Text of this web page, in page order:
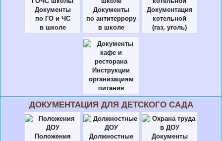
Документы
по ГО и ЧС
в школе
Документы
по антитеррору
в школе
Документация
котельной
(газ, уголь)
Инструкции
организациям
питания
ДОКУМЕНТАЦИЯ ДЛЯ ДЕТСКОГО САДА
Положения
Должностные
Документы